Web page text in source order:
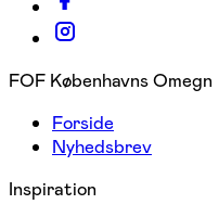
FOF Københavns Omegn
Forside
Nyhedsbrev
Inspiration